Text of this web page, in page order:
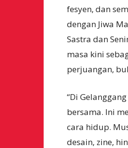
fesyen, dan
dengan Jiwa
Sastra dan
masa kini
perjuangan,
“Di
bersama. Ini
cara hidup.
desain, zine,